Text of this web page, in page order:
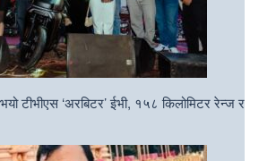
टीभीएस ‘अरबिटर’ ईभी, १५८ किलोमिटर रेन्ज र